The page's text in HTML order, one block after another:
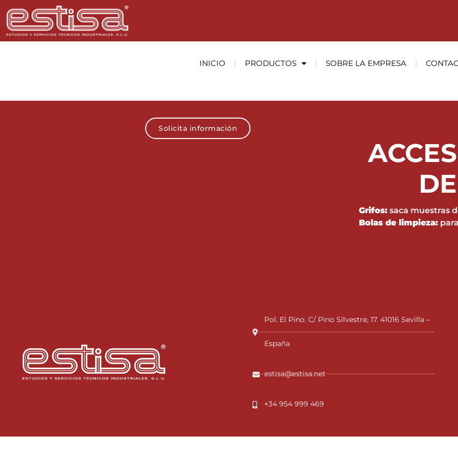
INICIO PRODUCTOS SOBRE LA EMPRESA
Solicita información
Grifos: saca muestras
Bolas de limpieza:
Pol. El Pino. C/ Pino Silvestre, 17. 41016 Sevilla –
España
estisa@estisa.net
+34 954 999 469